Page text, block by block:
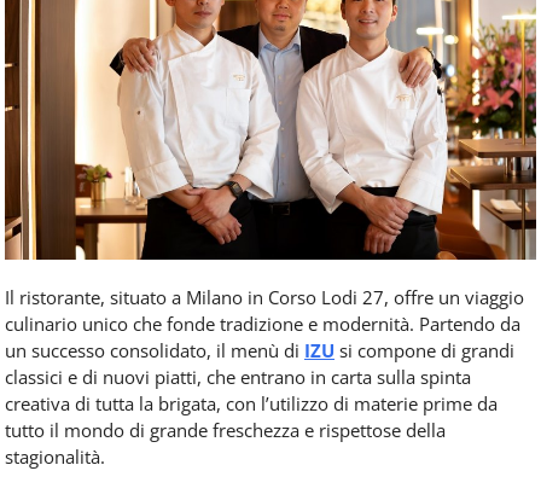
Il ristorante, situato a Milano in Corso Lodi 27, offre un viaggio
culinario unico che fonde tradizione e modernità. Partendo da
un successo consolidato, il menù di IZU si compone di grandi
classici e di nuovi piatti, che entrano in carta sulla spinta
creativa di tutta la brigata, con l’utilizzo di materie prime da
tutto il mondo di grande freschezza e rispettose della
stagionalità.